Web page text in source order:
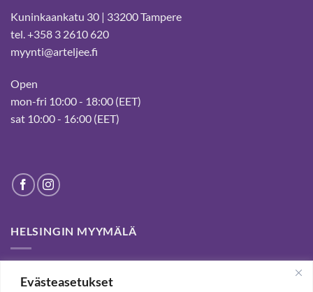
Evästeasetukset
Kuninkaankatu 30 | 33200 Tampere
tel. +358 3 2610 620
myynti@arteljee.fi
Open
mon-fri 10:00 - 18:00 (EET)
sat 10:00 - 16:00 (EET)
HELSINGIN MYYMÄLÄ
customers for passed years and welcome you to our Tampere